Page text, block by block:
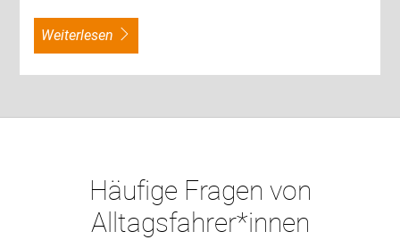
weiterlesen
Häufige Fragen von
Alltagsfahrer*innen